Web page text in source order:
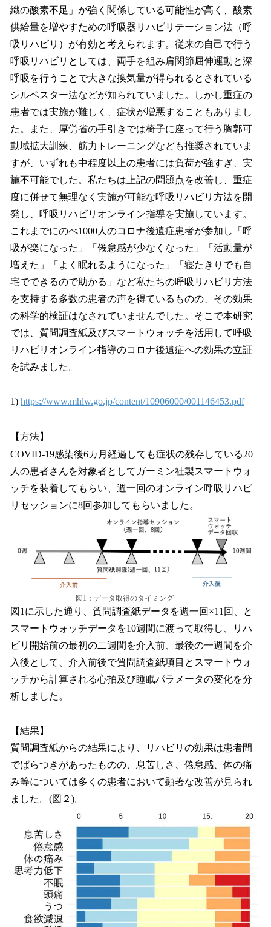
織の酸素不足」が強く関係している可能性が高く、酸素
供給量を増やすための呼吸器リハビリテーション法（呼
吸リハビリ）が有効と考えられます。従来の自己で行う
呼吸リハビリとしては、両手を組み肩関節屈伸運動と深
呼吸を行うことで大きな換気量が得られるとされている
シルベスター法などが知られていました。しかし重症の
患者では実施が難しく、症状が増悪することもありまし
た。また、厚労省の手引きでは椅子に座って行う胸郭可
動域拡大訓練、筋力トレーニングなども推奨されていま
すが、いずれも中程度以上の患者には負荷が強すぎ、実
施不可能でした。私たちは上記の問題点を改善し、重症
度に併せて無理なく実施が可能な呼吸リハビリ方法を開
発し、呼吸リハビリオンライン指導を実施しています。
これまでにのべ1000人のコロナ後遺症患者が参加し「呼
吸が楽になった」「倦怠感が少なくなった」「活動量が
増えた」「よく眠れるようになった」「寝たきりでも自
宅でできるので助かる」など私たちの呼吸リハビリ方法
を支持する多数の患者の声を得ているものの、その効果
の科学的検証はなされていませんでした。そこで本研究
では、質問調査紙及びスマートウォッチを活用して呼吸
リハビリオンライン指導のコロナ後遺症への効果の立証
を試みました。
1) https://www.mhlw.go.jp/content/10906000/001146453.pdf
【方法】
COVID-19感染後6カ月経過しても症状の残存している20
人の患者さんを対象者としてガーミン社製スマートウォ
ッチを装着してもらい、週一回のオンライン呼吸リハビ
リセッションに8回参加してもらいました。
図1：データ取得のタイミング
図1に示した通り、質問調査紙データを週一回×11回、と
スマートウォッチデータを10週間に渡って取得し、リハ
ビリ開始前の最初の二週間を介入前、最後の一週間を介
入後として、介入前後で質問調査紙項目とスマートウォ
ッチから計算される心拍及び睡眠パラメータの変化を分
析しました。
【結果】
質問調査紙からの結果により、リハビリの効果は患者間
でばらつきがあったものの、息苦しさ、倦怠感、体の痛
み等については多くの患者において顕著な改善が見られ
ました。(図２)。